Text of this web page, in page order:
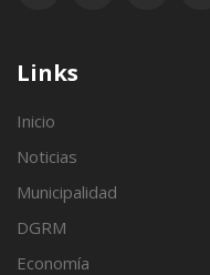
Links
Inicio
Noticias
Municipalidad
DGRM
Economía